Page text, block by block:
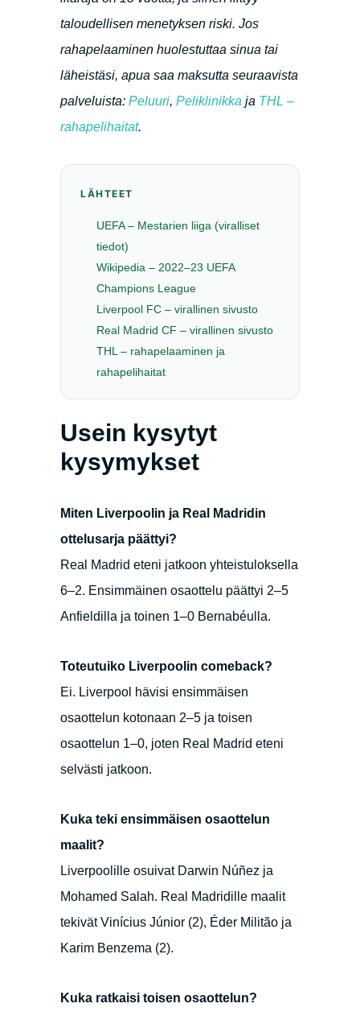
taloudellisen menetyksen riski. Jos
rahapelaaminen huolestuttaa sinua tai
läheistäsi, apua saa maksutta seuraavista
palveluista: Peluuri, Peliklinikka ja THL –
rahapelihaitat.
LÄHTEET
UEFA – Mestarien liiga (viralliset
tiedot)
Wikipedia – 2022–23 UEFA
Champions League
Liverpool FC – virallinen sivusto
Real Madrid CF – virallinen sivusto
THL – rahapelaaminen ja
rahapelihaitat
Usein kysytyt
kysymykset
Miten Liverpoolin ja Real Madridin
ottelusarja päättyi?
Real Madrid eteni jatkoon yhteistuloksella
6–2. Ensimmäinen osaottelu päättyi 2–5
Anfieldilla ja toinen 1–0 Bernabéulla.
Toteutuiko Liverpoolin comeback?
Ei. Liverpool hävisi ensimmäisen
osaottelun kotonaan 2–5 ja toisen
osaottelun 1–0, joten Real Madrid eteni
selvästi jatkoon.
Kuka teki ensimmäisen osaottelun
maalit?
Liverpoolille osuivat Darwin Núñez ja
Mohamed Salah. Real Madridille maalit
tekivät Vinícius Júnior (2), Éder Militão ja
Karim Benzema (2).
Kuka ratkaisi toisen osaottelun?